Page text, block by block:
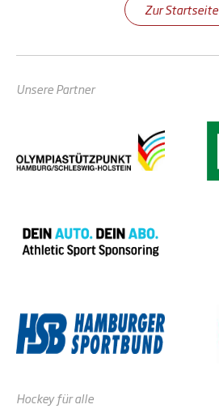
Zur Startseite
Unsere Partner
Hockey für alle